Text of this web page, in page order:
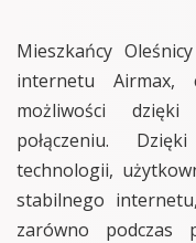
Mieszkańcy
internetu
możliwości
połączeniu.
technologii,
stabilnego
zarówno